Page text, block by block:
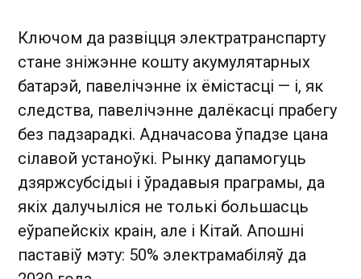
Ключом да развіцця электратранспарту
стане зніжэнне кошту акумулятарных
батарэй, павелічэнне іх ёмістасці — і, як
следства, павелічэнне далёкасці прабегу
без падзарадкі. Адначасова ўпадзе цана
сілавой устаноўкі. Рынку дапамогуць
дзяржсубсідыі і ўрадавыя праграмы, да
якіх далучыліся не толькі большасць
еўрапейскіх краін, але і Кітай. Апошні
паставіў мэту: 50% электрамабіляў да